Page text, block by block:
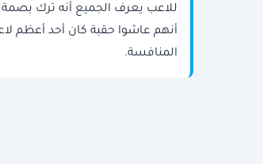
للاعب يعرف الجميع أنه ترك بصمة
أنهم عاشوا حقبة كان أحد أعظم
المنافسة.